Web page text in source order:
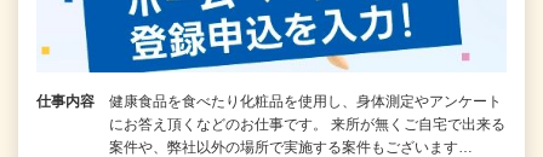
仕事内容
健康食品を食べたり化粧品を使用し、身体測定やアンケート
にお答え頂くなどのお仕事です。 来所が無くご自宅で出来る
案件や、弊社以外の場所で実施する案件もございます…